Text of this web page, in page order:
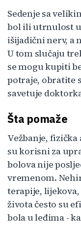
Sedenje sa
bol ili utrnulost
išijadični nerv, a
U tom slučaju
se mogu kupiti
potraje, obratite
savetuje
Šta pomaže
Vežbanje,
su korisni za
bolova nije
vremenom.
terapije,
života često su
bola u leđima -